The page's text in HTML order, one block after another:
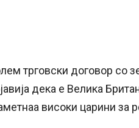
трговски договор со
дека е Велика
високи царини за